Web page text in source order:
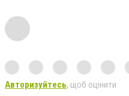
Авторизуйтесь, щоб оцінити